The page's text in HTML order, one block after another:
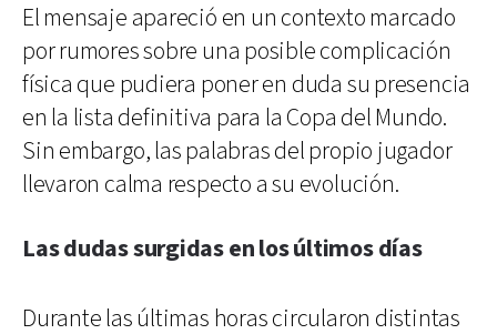
El mensaje apareció en un contexto marcado
por rumores sobre una posible complicación
física que pudiera poner en duda su presencia
en la lista definitiva para la Copa del Mundo.
Sin embargo, las palabras del propio jugador
llevaron calma respecto a su evolución.
Las dudas surgidas en los últimos días
Durante las últimas horas circularon distintas